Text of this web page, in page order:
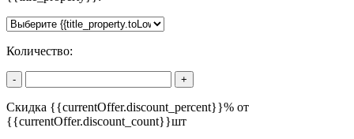
Количество:
- +
Скидка {{currentOffer.discount_percent}}% от
{{currentOffer.discount_count}}шт